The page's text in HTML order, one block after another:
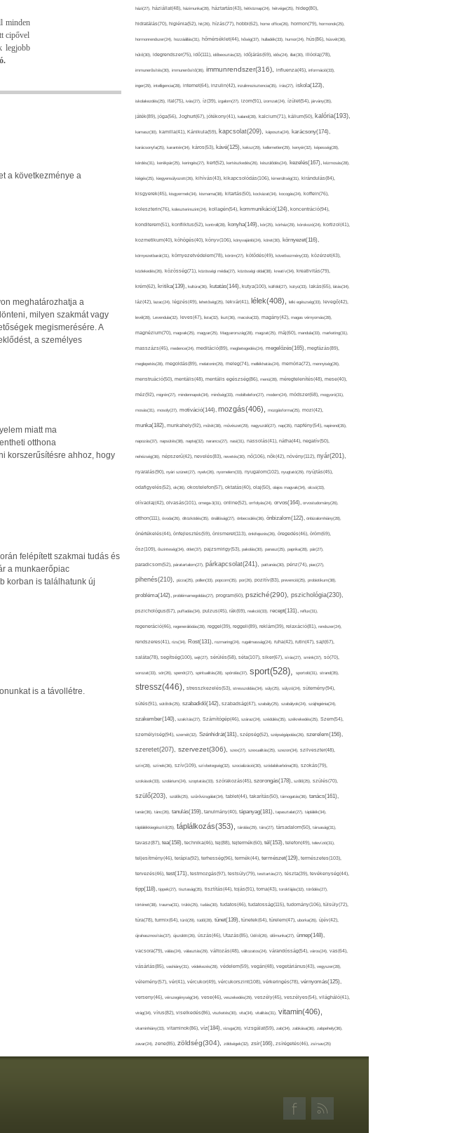
minden
cipővel
legjobb
a következménye a
meghatározhatja a
milyen szakmát vagy
megismerésére. A
a személyes
miatt ma
otthona
korszerűsítésre ahhoz, hogy
felépített szakmai tudás és
a munkaerőpiac
korban is találhatunk új
is a távollétre.
házi(27), háziállat(48), házimunka(28), háztartás(43), hétköznap(24), hétvége(25), hideg(80),
hidratálás(70), higiénia(52), hit(26), hízás(77), hobbi(62), home office(26), hormon(79), hormonok(25),
hormonrendszer(24), hozzáállás(31), hőmérséklet(44), hőség(37), hulladék(33), humor(24), hús(86), húsvét(36),
hűtő(30), idegrendszer(75), idő(111), időbeosztás(32), időjárás(69), idős(24), illat(30), illóolaj(78),
immunerősítés(30), immunerősítő(36), immunrendszer(316), influenza(45), információ(33),
inger(29), intelligencia(28), internet(64), inzulin(42), inzulinrezisztencia(35), írás(27), iskola(123),
iskolakezdés(25), ital(75), ivás(27), íz(39), izgalom(27), izom(91), izomzat(24), ízület(54), járvány(35),
játék(89), jóga(56), Joghurt(67), jótékony(41), kaland(28), kalcium(71), kálium(50), kalória(193),
kamasz(30), kamilla(41), Kánikula(59), kapcsolat(209), káposzta(24), karácsony(174),
karácsonyfa(25), karantén(34), káros(53), kávé(125), keksz(29), kellemetlen(29), kenyér(32), képesség(28),
kérdés(31), kerékpár(25), keringés(27), kert(52), kertészkedés(26), készülődés(24), kezelés(167), kézmosás(28),
kiégés(25), kiegyensúlyozott(26), kihívás(43), kikapcsolódás(106), kimerültség(31), kirándulás(84),
kisgyerek(45), kisgyermek(34), kismama(38), kitartás(50), kockázat(34), kocogás(24), koffein(76),
koleszterin(76), koleszterinszint(24), kollagén(54), kommunikáció(124), koncentráció(94),
konditerem(51), konfliktus(52), kontroll(28), konyha(149), kór(25), kórház(29), kórokozó(24), kortizol(41),
kozmetikum(40), köhögés(40), könyv(106), könyvajánló(24), köret(30), környezet(116),
környezetbarát(31), környezetvédelem(78), köröm(27), kötődés(49), következmény(33), közérzet(43),
közlekedés(26), közösség(71), közösségi média(27), közösségi oldal(38), kreatív(34), kreativitás(79),
krém(62), kritika(139), kultúra(36), kutatás(144), kutya(100), külföld(27), kütyü(33), lakás(65), látás(34),
láz(42), lazac(24), légzés(49), lehetőség(25), lekvár(41), lélek(408), lelki egészség(33), levegő(42),
levél(28), Levendula(32), leves(47), lista(32), liszt(36), macska(33), magány(42), magas vérnyomás(28),
magnézium(70), magvak(25), magyar(25), Magyarország(28), magzat(25), máj(60), mandula(33), marketing(31),
masszázs(45), medence(24), meditáció(89), megbetegedés(24), megelőzés(165), megfázás(89),
meglepetés(28), megoldás(89), melatonin(29), meleg(74), mellékhatás(24), memória(72), mennyiség(26),
menstruáció(50), mentális(48), mentális egészség(86), menü(28), méregtelenítés(48), mese(40),
méz(92), migrén(27), mindennapok(34), minőség(33), mobiltelefon(27), modern(24), módszer(68), mogyoró(31),
mosás(31), mosoly(27), motiváció(144), mozgás(406), mozgásforma(25), mozi(42),
munka(182), munkahely(92), műtét(38), művészet(29), nagyszülő(27), nap(35), napfény(54), napirend(35),
napozás(37), napsütés(38), naptej(32), narancs(27), nasi(31), nassolás(41), nátha(44), negatív(50),
nehézség(36), népszerű(42), nevelés(83), nevetés(30), nő(106), nők(42), növény(112), nyár(201),
nyaralás(90), nyári szünet(27), nyelv(26), nyomelem(33), nyugalom(102), nyugtató(29), nyújtás(45),
odafigyelés(52), ok(36), okostelefon(57), oktatás(40), olaj(50), olajos magvak(34), olcsó(33),
olívaolaj(42), olvasás(101), omega-3(31), online(52), orrfolyás(24), orvos(164), orvostudomány(26),
otthon(111), óvoda(26), öltözködés(35), önállóság(27), önbecsülés(36), önbizalom(122), önbizalomhiány(28),
önértékelés(44), önfejlesztés(59), önismeret(113), önkifejezés(26), öregedés(46), öröm(69),
ősz(109), őszinteség(34), ötlet(37), pajzsmirigy(53), pakolás(30), panasz(25), paprika(28), pár(27),
paradicsom(52), páratartalom(27), párkapcsolat(241), pattanás(30), pénz(74), piac(27),
pihenés(210), pizza(25), pollen(33), popcorn(35), por(26), pozitív(83), prevenció(25), probiotikum(38),
probléma(142), problémamegoldás(27), program(60), psziché(290), pszichológia(230),
pszichológus(67), puffadás(34), pulzus(45), rák(69), reakció(33), recept(131), reflux(31),
regeneráció(46), regenerálódás(28), reggel(39), reggeli(89), reklám(39), relaxáció(81), rendszer(24),
rendszeres(41), rizs(34), Rost(131), rozmaring(24), rugalmasság(24), ruha(42), rutin(47), sajt(67),
saláta(78), segítség(100), sejt(27), sérülés(58), séta(107), siker(67), sírás(27), smink(37), só(70),
sorozat(33), sör(26), spenót(27), spiritualitás(28), spórolás(37), sport(528), sportoló(31), strand(35),
stressz(446), stresszkezelés(53), stresszoldás(34), súly(25), súlyzó(24), sütemény(94),
sütés(91), sütőtök(25), szabadidő(142), szabadság(47), szabály(25), szabályok(24), szájhigiénia(24),
szakember(140), szakítás(27), Számítógép(46), száraz(24), szédülés(35), székrekedés(25), Szem(54),
személyiség(94), szemét(32), Szénhidrát(181), szépség(52), szépségápolás(26), szerelem(156),
szeretet(207), szervezet(306), szex(27), szexualitás(25), szezon(34), szilveszter(48),
szín(28), színek(36), szív(109), szívbetegség(32), szocializáció(30), szódabikarbóna(35), szokás(79),
szokások(33), szolárium(24), szoptatás(33), szórakozás(45), szorongás(178), szőlő(25), szülés(70),
szülő(203), szülők(25), szűrővizsgálat(34), tablet(44), takarítás(50), támogatás(36), tanács(161),
tanár(36), tánc(26), tanulás(159), tanulmány(40), tápanyag(181), tapasztalat(27), táplálék(34),
táplálékkiegészítő(25), táplálkozás(353), tárolás(29), társ(27), társadalom(50), társaság(31),
tavasz(87), tea(158), technika(46), tej(88), tejtermék(60), tél(153), telefon(49), televízió(31),
teljesítmény(46), terápia(92), terhesség(96), termék(44), természet(129), természetes(103),
tervezés(46), test(171), testmozgás(97), testsúly(79), testtartás(27), tészta(39), tevékenység(44),
tipp(118), tippek(27), tisztaság(35), tisztítás(44), tojás(91), torna(43), torokfájás(32), törődés(27),
történet(38), trauma(31), trükk(25), tudás(30), tudatos(46), tudatosság(115), tudomány(106), túlsúly(72),
túra(78), turmix(64), túró(29), tüdő(28), tünet(139), tünetek(64), türelem(47), uborka(26), újév(42),
újrahasznosítás(37), újszülött(26), úszás(46), Utazás(85), Üdítő(26), ülőmunka(27), ünnep(148),
vacsora(79), válás(24), választás(29), változás(48), változatos(24), várandósság(54), város(24), vas(64),
vásárlás(85), vashiány(31), védekezés(28), védelem(59), vegán(48), vegetáriánus(43), vegyszer(28),
vélemény(57), vér(41), vércukor(49), vércukorszint(108), vérkeringés(78), vérnyomás(125),
verseny(46), vérszegénység(34), vese(46), veszekedés(29), veszély(45), veszélyes(54), világháló(41),
virág(34), vírus(82), viselkedés(86), viszketés(30), vita(34), vitalitás(31), vitamin(406),
vitaminhiány(33), vitaminok(86), víz(184), vizsga(26), vizsgálat(59), zab(34), zabkása(36), zabpehely(36),
zavar(24), zene(85), zöldség(304), zöldségek(32), zsír(166), zsírégetés(46), zsírsav(25)